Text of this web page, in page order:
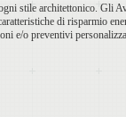
stile architettonico. Gli
di risparmio
e/o preventivi